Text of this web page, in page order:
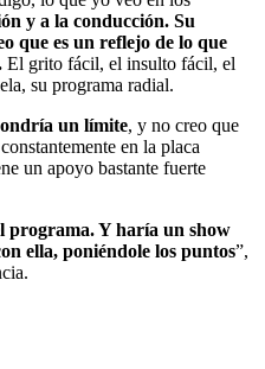
y a la conducción. Su
que es un reflejo de lo que
El grito fácil, el insulto fácil, el
su programa radial.
un límite, y no creo que
en la placa
un apoyo bastante fuerte
programa. Y haría un show
ella, poniéndole los puntos”,